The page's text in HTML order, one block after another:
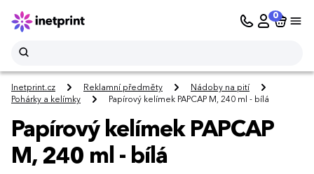
0
Inetprint.cz Reklamní předměty
Nádoby na pití
Pohárky a kelímky
Papírový kelímek PAPCAP M, 240 ml - bílá
Papírový kelímek PAPCAP
M, 240 ml - bílá